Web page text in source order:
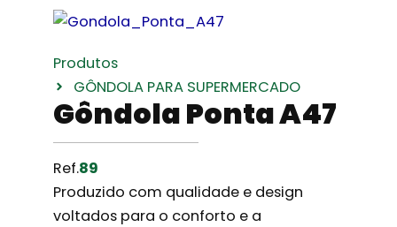
Produtos
GÔNDOLA PARA SUPERMERCADO
Gôndola Ponta A47
Ref.89
Produzido com qualidade e design
voltados para o conforto e a